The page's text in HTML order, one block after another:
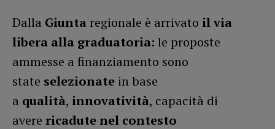
Dalla Giunta regionale è arrivato il via
libera alla graduatoria: le proposte
ammesse a finanziamento sono
state selezionate in base
a qualità, innovatività, capacità di
avere ricadute nel contesto